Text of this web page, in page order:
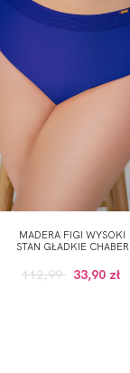
MADERA FIGI WYSOKI
STAN GŁADKIE CHABER
112,99 33,90 zł